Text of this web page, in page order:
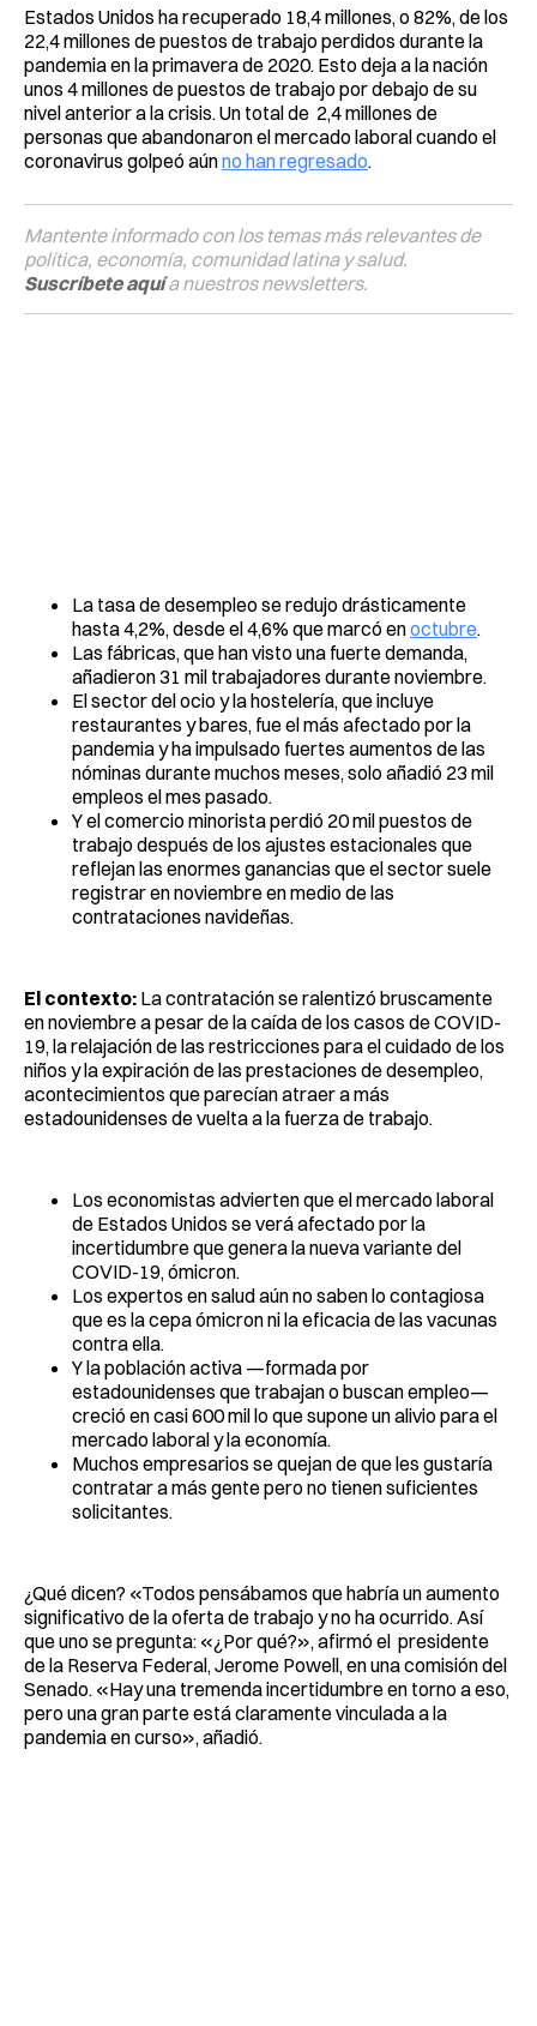
Estados Unidos ha recuperado 18,4 millones, o 82%, de los
22,4 millones de puestos de trabajo perdidos durante la
pandemia en la primavera de 2020. Esto deja a la nación
unos 4 millones de puestos de trabajo por debajo de su
nivel anterior a la crisis. Un total de 2,4 millones de
personas que abandonaron el mercado laboral cuando el
coronavirus golpeó aúnno han regresado.
Mantente informado con los temas más relevantes de
política, economía, comunidad latina y salud.
Suscríbete aquía nuestros newsletters.
La tasa de desempleo se redujo drásticamente
hasta 4,2%, desde el 4,6% que marcó enoctubre.
Las fábricas, que han visto una fuerte demanda,
añadieron 31 mil trabajadores durante noviembre.
El sector del ocio y la hostelería, que incluye
restaurantes y bares, fue el más afectado por la
pandemia y ha impulsado fuertes aumentos de las
nóminas durante muchos meses, solo añadió 23 mil
empleos el mes pasado.
Y el comercio minorista perdió 20 mil puestos de
trabajo después de los ajustes estacionales que
reflejan las enormes ganancias que el sector suele
registrar en noviembre en medio de las
contrataciones navideñas.
El contexto: La contratación se ralentizó bruscamente
en noviembre a pesar de la caída de los casos de COVID-
19, la relajación de las restricciones para el cuidado de los
niños y la expiración de las prestaciones de desempleo,
acontecimientos que parecían atraer a más
estadounidenses de vuelta a la fuerza de trabajo.
Los economistas advierten que el mercado laboral
de Estados Unidos se verá afectado por la
incertidumbre que genera la nueva variante del
COVID-19, ómicron.
Los expertos en salud aún no saben lo contagiosa
que es la cepa ómicron ni la eficacia de las vacunas
contra ella.
Y la población activa —formada por
estadounidenses que trabajan o buscan empleo—
creció en casi 600 mil lo que supone un alivio para el
mercado laboral y la economía.
Muchos empresarios se quejan de que les gustaría
contratar a más gente pero no tienen suficientes
solicitantes.
¿Qué dicen? «Todos pensábamos que habría un aumento
significativo de la oferta de trabajo y no ha ocurrido. Así
que uno se pregunta: «¿Por qué?», afirmó el presidente
de la Reserva Federal, Jerome Powell, en una comisión del
Senado. «Hay una tremenda incertidumbre en torno a eso,
pero una gran parte está claramente vinculada a la
pandemia en curso», añadió.